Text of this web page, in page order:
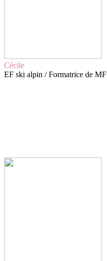
Cécile
EF ski alpin / Formatrice de MF